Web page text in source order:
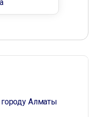
городу Алматы